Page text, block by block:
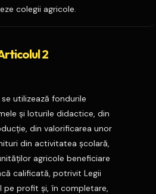
colegii agricole.
2
utilizează fondurile
şi loturile didactice, din
din valorificarea unor
din activitatea şcolară,
agricole beneficiare
calificată, potrivit Legii
pe profit şi, în completare,